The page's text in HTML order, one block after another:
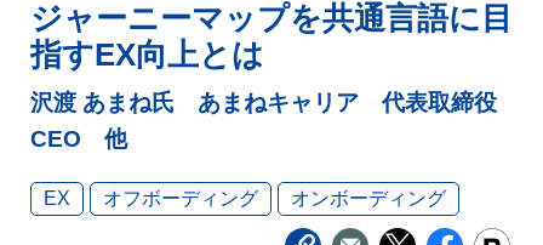
ジャーニーマップを共通言語に目
指すEX向上とは
沢渡 あまね氏 あまねキャリア 代表取締役
CEO 他
EX オフボーディング オンボーディング